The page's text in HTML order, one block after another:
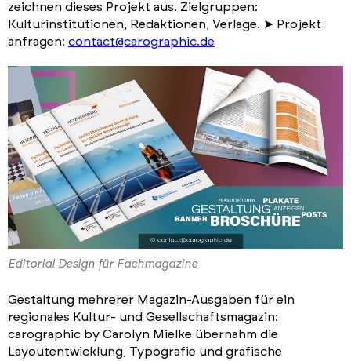
zeichnen dieses Projekt aus. Zielgruppen:
Kulturinstitutionen, Redaktionen, Verlage. ➤ Projekt
anfragen: contact@carographic.de
Editorial Design für Fachmagazine
Gestaltung mehrerer Magazin-Ausgaben für ein
regionales Kultur- und Gesellschaftsmagazin:
carographic by Carolyn Mielke übernahm die
Layoutentwicklung, Typografie und grafische